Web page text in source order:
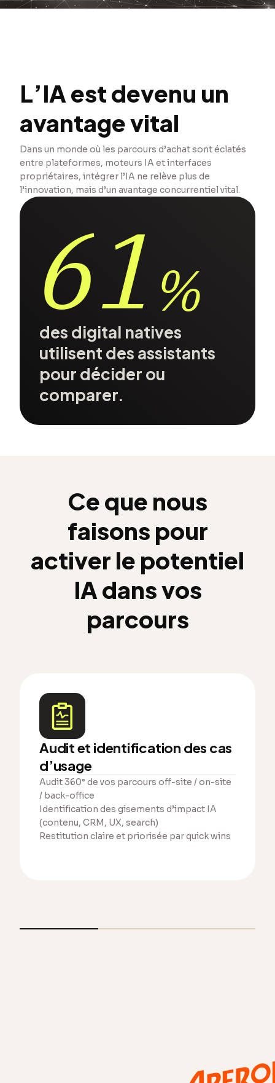
L’IA est devenu un
avantage vital
Dans un monde où les parcours d’achat sont éclatés
entre plateformes, moteurs IA et interfaces
propriétaires, intégrer l’IA ne relève plus de
l’innovation, mais d’un avantage concurrentiel vital.
61 %
des digital natives
utilisent des assistants
pour décider ou
comparer.
Ce que nous
faisons pour
activer le potentiel
IA dans vos
parcours
Audit et identification des cas
d’usage
Audit 360° de vos parcours off-site / on-site
/ back-office
Identification des gisements d’impact IA
(contenu, CRM, UX, search)
Restitution claire et priorisée par quick wins